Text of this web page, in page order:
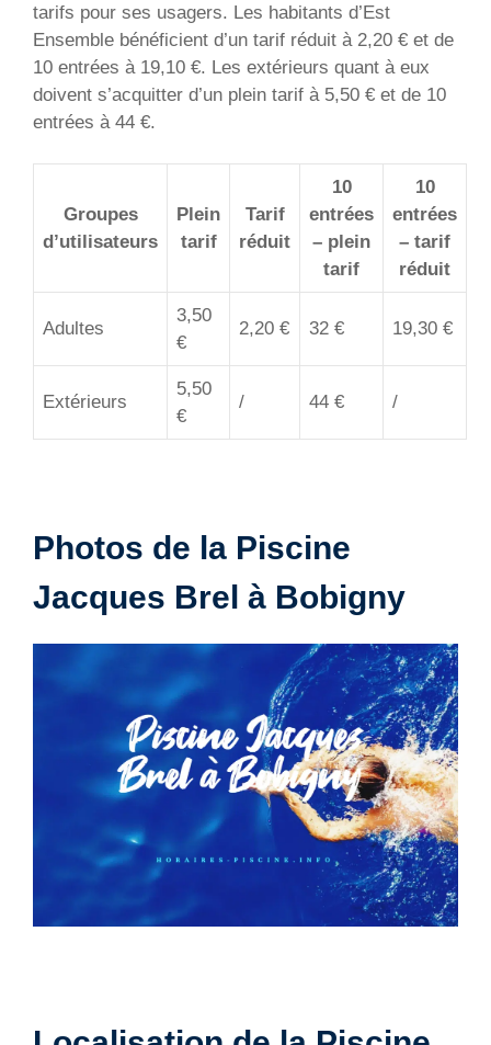
tarifs pour ses usagers. Les habitants d’Est
Ensemble bénéficient d’un tarif réduit à 2,20 € et de
10 entrées à 19,10 €. Les extérieurs quant à eux
doivent s’acquitter d’un plein tarif à 5,50 € et de 10
entrées à 44 €.
Groupes
d’utilisateurs
Plein
tarif
Tarif
réduit
10
entrées
– plein
tarif
10
entrées
– tarif
réduit
Adultes
3,50
€
2,20 € 32 € 19,30 €
Extérieurs
5,50
€
/ 44 € /
Photos de la Piscine
Jacques Brel à Bobigny